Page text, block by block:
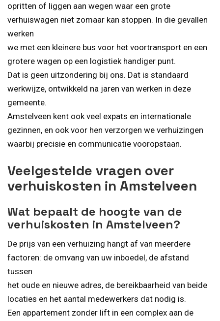
opritten of liggen aan wegen waar een grote
verhuiswagen niet zomaar kan stoppen. In die gevallen
werken
we met een kleinere bus voor het voortransport en een
grotere wagen op een logistiek handiger punt.
Dat is geen uitzondering bij ons. Dat is standaard
werkwijze, ontwikkeld na jaren van werken in deze
gemeente.
Amstelveen kent ook veel expats en internationale
gezinnen, en ook voor hen verzorgen we verhuizingen
waarbij precisie en communicatie vooropstaan.
Veelgestelde vragen over
verhuiskosten in Amstelveen
Wat bepaalt de hoogte van de
verhuiskosten in Amstelveen?
De prijs van een verhuizing hangt af van meerdere
factoren: de omvang van uw inboedel, de afstand
tussen
het oude en nieuwe adres, de bereikbaarheid van beide
locaties en het aantal medewerkers dat nodig is.
Een appartement zonder lift in een complex aan de